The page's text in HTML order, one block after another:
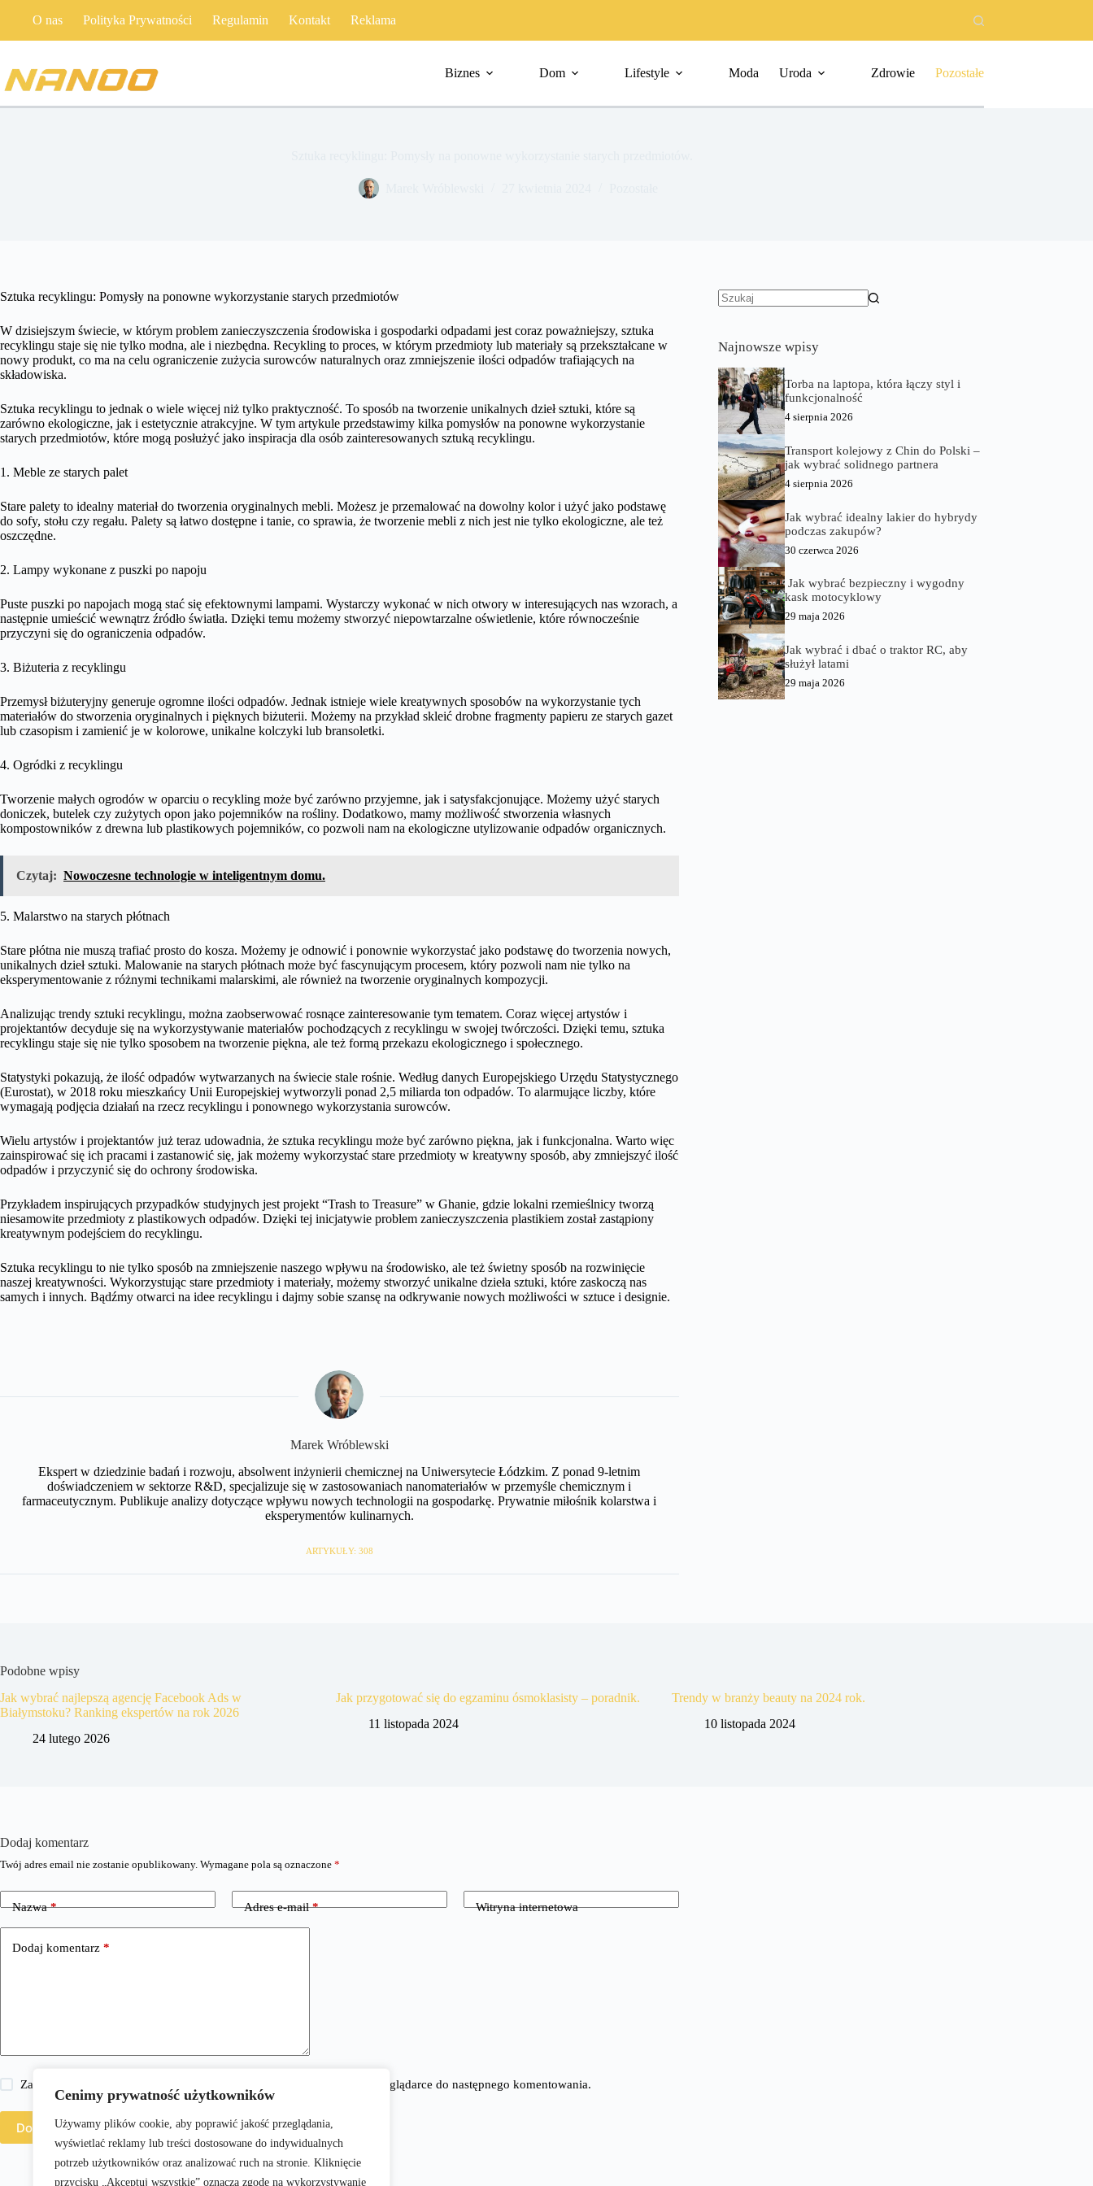
Cenimy prywatność użytkowników
Używamy plików cookie, aby poprawić jakość przeglądania,
wyświetlać reklamy lub treści dostosowane do indywidualnych
potrzeb użytkowników oraz analizować ruch na stronie. Kliknięcie
przycisku „Akceptuj wszystkie” oznacza zgodę na wykorzystywanie
O nas Polityka Prywatności Regulamin Kontakt Reklama
Biznes Dom Lifestyle Moda Uroda Zdrowie Pozostałe
Sztuka recyklingu: Pomysły na ponowne wykorzystanie starych przedmiotów
W dzisiejszym świecie, w którym problem zanieczyszczenia środowiska i gospodarki odpadami jest coraz poważniejszy, sztuka
recyklingu staje się nie tylko modna, ale i niezbędna. Recykling to proces, w którym przedmioty lub materiały są przekształcane w
nowy produkt, co ma na celu ograniczenie zużycia surowców naturalnych oraz zmniejszenie ilości odpadów trafiających na
składowiska.
Sztuka recyklingu to jednak o wiele więcej niż tylko praktyczność. To sposób na tworzenie unikalnych dzieł sztuki, które są
zarówno ekologiczne, jak i estetycznie atrakcyjne. W tym artykule przedstawimy kilka pomysłów na ponowne wykorzystanie
starych przedmiotów, które mogą posłużyć jako inspiracja dla osób zainteresowanych sztuką recyklingu.
1. Meble ze starych palet
Stare palety to idealny materiał do tworzenia oryginalnych mebli. Możesz je przemalować na dowolny kolor i użyć jako podstawę
do sofy, stołu czy regału. Palety są łatwo dostępne i tanie, co sprawia, że ​​tworzenie mebli z nich jest nie tylko ekologiczne, ale też
oszczędne.
2. Lampy wykonane z puszki po napoju
Puste puszki po napojach mogą stać się efektownymi lampami. Wystarczy wykonać w nich otwory w interesujących nas wzorach, a
następnie umieścić wewnątrz źródło światła. Dzięki temu możemy stworzyć niepowtarzalne oświetlenie, które równocześnie
przyczyni się do ograniczenia odpadów.
3. Biżuteria z recyklingu
Przemysł biżuteryjny generuje ogromne ilości odpadów. Jednak istnieje wiele kreatywnych sposobów na wykorzystanie tych
materiałów do stworzenia oryginalnych i pięknych biżuterii. Możemy na przykład skleić drobne fragmenty papieru ze starych gazet
lub czasopism i zamienić je w kolorowe, unikalne kolczyki lub bransoletki.
4. Ogródki z recyklingu
Tworzenie małych ogrodów w oparciu o recykling może być zarówno przyjemne, jak i satysfakcjonujące. Możemy użyć starych
doniczek, butelek czy zużytych opon jako pojemników na rośliny. Dodatkowo, mamy możliwość stworzenia własnych
kompostowników z drewna lub plastikowych pojemników, co pozwoli nam na ekologiczne utylizowanie odpadów organicznych.
Czytaj: Nowoczesne technologie w inteligentnym domu.
5. Malarstwo na starych płótnach
Stare płótna nie muszą trafiać prosto do kosza. Możemy je odnowić i ponownie wykorzystać jako podstawę do tworzenia nowych,
unikalnych dzieł sztuki. Malowanie na starych płótnach może być fascynującym procesem, który pozwoli nam nie tylko na
eksperymentowanie z różnymi technikami malarskimi, ale również na tworzenie oryginalnych kompozycji.
Analizując trendy sztuki recyklingu, można zaobserwować rosnące zainteresowanie tym tematem. Coraz więcej artystów i
projektantów decyduje się na wykorzystywanie materiałów pochodzących z recyklingu w swojej twórczości. Dzięki temu, sztuka
recyklingu staje się nie tylko sposobem na tworzenie piękna, ale też formą przekazu ekologicznego i społecznego.
Statystyki pokazują, że ilość odpadów wytwarzanych na świecie stale rośnie. Według danych Europejskiego Urzędu Statystycznego
(Eurostat), w 2018 roku mieszkańcy Unii Europejskiej wytworzyli ponad 2,5 miliarda ton odpadów. To alarmujące liczby, które
wymagają podjęcia działań na rzecz recyklingu i ponownego wykorzystania surowców.
Wielu artystów i projektantów już teraz udowadnia, że sztuka recyklingu może być zarówno piękna, jak i funkcjonalna. Warto więc
zainspirować się ich pracami i zastanowić się, jak możemy wykorzystać stare przedmioty w kreatywny sposób, aby zmniejszyć ilość
odpadów i przyczynić się do ochrony środowiska.
Przykładem inspirujących przypadków studyjnych jest projekt “Trash to Treasure” w Ghanie, gdzie lokalni rzemieślnicy tworzą
niesamowite przedmioty z plastikowych odpadów. Dzięki tej inicjatywie problem zanieczyszczenia plastikiem został zastąpiony
kreatywnym podejściem do recyklingu.
Sztuka recyklingu to nie tylko sposób na zmniejszenie naszego wpływu na środowisko, ale też świetny sposób na rozwinięcie
naszej kreatywności. Wykorzystując stare przedmioty i materiały, możemy stworzyć unikalne dzieła sztuki, które zaskoczą nas
samych i innych. Bądźmy otwarci na idee recyklingu i dajmy sobie szansę na odkrywanie nowych możliwości w sztuce i designie.
Marek Wróblewski
Ekspert w dziedzinie badań i rozwoju, absolwent inżynierii chemicznej na Uniwersytecie Łódzkim. Z ponad 9-letnim
doświadczeniem w sektorze R&D, specjalizuje się w zastosowaniach nanomateriałów w przemyśle chemicznym i
farmaceutycznym. Publikuje analizy dotyczące wpływu nowych technologii na gospodarkę. Prywatnie miłośnik kolarstwa i
eksperymentów kulinarnych.
ARTYKUŁY: 308
Najnowsze wpisy
Torba na laptopa, która łączy styl i
funkcjonalność
4 sierpnia 2026
Transport kolejowy z Chin do Polski –
jak wybrać solidnego partnera
4 sierpnia 2026
Jak wybrać idealny lakier do hybrydy
podczas zakupów?
30 czerwca 2026
Jak wybrać bezpieczny i wygodny
kask motocyklowy
29 maja 2026
Jak wybrać i dbać o traktor RC, aby
służył latami
29 maja 2026
Podobne wpisy
Jak wybrać najlepszą agencję Facebook Ads w
Białymstoku? Ranking ekspertów na rok 2026
24 lutego 2026
Jak przygotować się do egzaminu ósmoklasisty – poradnik.
11 listopada 2024
Trendy w branży beauty na 2024 rok.
10 listopada 2024
Dodaj komentarz
Twój adres email nie zostanie opublikowany. Wymagane pola są oznaczone *
Nazwa* Adres e-mail* Witryna internetowa
Dodaj komentarz *
Zapisz moje imię i nazwisko, adres e-mail i stronę internetową w tej przeglądarce do następnego komentowania.
Dodaj komentarz